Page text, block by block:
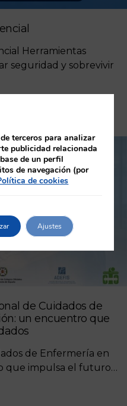
Herramientas
seguridad y sobrevivir
de Cuidados de
un encuentro que
de Enfermería en
que impulsa el futuro…
terceros para analizar
publicidad relacionada
de un perfil
de navegación (por
de cookies
Ajustes